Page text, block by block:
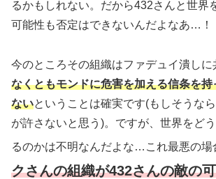
るかもしれない。だから432さんと世界
可能性も否定はできないんだよなあ…！
今のところその組織はファデュイ潰しに
なくともモンドに危害を加える信条を
ないということは確実です(もしそうな
が許さないと思う)。ですが、世界をど
るのかは不明なんだよな…これ最悪の場
クさんの組織が432さんの敵の